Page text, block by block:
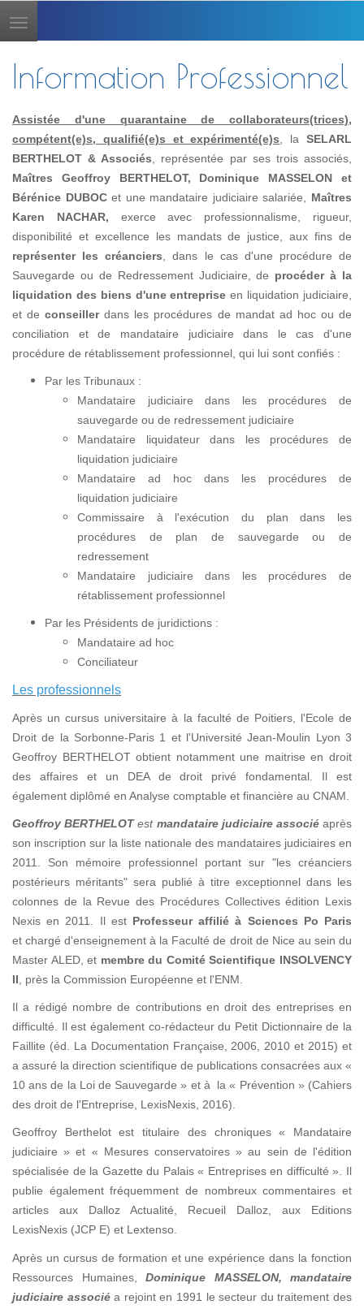
Toggle
navigation
Information Professionnel
Assistée d'une quarantaine de collaborateurs(trices),
compétent(e)s, qualifié(e)s et expérimenté(e)s , laSELARL
BERTHELOT & Associés , représentée par ses trois associés,
Maîtres Geoffroy BERTHELOT, Dominique MASSELON et
Bérénice DUBOCet une mandataire judiciaire salariée, Maîtres
Karen NACHAR, exerce avec professionnalisme, rigueur,
disponibilité et excellence les mandats de justice, aux fins de
représenter les créanciers , dans le cas d'une procédure de
Sauvegarde ou de Redressement Judiciaire, de procéder à la
liquidation des biens d'une entreprise en liquidation judiciaire,
et deconseillerdans les procédures de mandat ad hoc ou de
conciliation et de mandataire judiciaire dans le cas d'une
procédure de rétablissement professionnel, qui lui sont confiés :
Par les Tribunaux :
Mandataire judiciaire dans les procédures de
sauvegarde ou de redressement judiciaire
Mandataire liquidateur dans les procédures de
liquidation judiciaire
Mandataire ad hoc dans les procédures de
liquidation judiciaire
Commissaire à l'exécution du plan dans les
procédures de plan de sauvegarde ou de
redressement
Mandataire judiciaire dans les procédures de
rétablissement professionnel
Par les Présidents de juridictions :
Mandataire ad hoc
Conciliateur
Les professionnels
Après un cursus universitaire à la faculté de Poitiers, l'Ecole de
Droit de la Sorbonne-Paris 1 et l'Université Jean-Moulin Lyon 3
Geoffroy BERTHELOT obtient notamment une maitrise en droit
des affaires et un DEA de droit privé fondamental. Il est
également diplômé en Analyse comptable et financière au CNAM.
Geoffroy BERTHELOTest mandataire judiciaire associéaprès
son inscription sur la liste nationale des mandataires judiciaires en
2011. Son mémoire professionnel portant sur "les créanciers
postérieurs méritants" sera publié à titre exceptionnel dans les
colonnes de la Revue des Procédures Collectives édition Lexis
Nexis en 2011. Il est Professeur affilié à Sciences Po Paris
et chargé d'enseignement à la Faculté de droit de Nice au sein du
Master ALED, et membre du Comité Scientifique INSOLVENCY
II , près la Commission Européenne et l'ENM.
Il a rédigé nombre de contributions en droit des entreprises en
difficulté. Il est également co-rédacteur du Petit Dictionnaire de la
Faillite (éd. La Documentation Française, 2006, 2010 et 2015) et
a assuré la direction scientifique de publications consacrées aux «
10 ans de la Loi de Sauvegarde » et à la « Prévention » (Cahiers
des droit de l'Entreprise, LexisNexis, 2016).
Geoffroy Berthelot est titulaire des chroniques « Mandataire
judiciaire » et « Mesures conservatoires » au sein de l'édition
spécialisée de la Gazette du Palais « Entreprises en difficulté ». Il
publie également fréquemment de nombreux commentaires et
articles aux Dalloz Actualité, Recueil Dalloz, aux Editions
LexisNexis (JCP E) et Lextenso.
Après un cursus de formation et une expérience dans la fonction
Ressources Humaines, Dominique MASSELON, mandataire
judiciaire associéa rejoint en 1991 le secteur du traitement des